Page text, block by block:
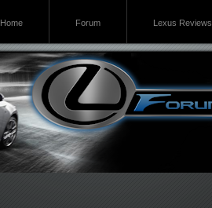
Home Forum Lexus Reviews